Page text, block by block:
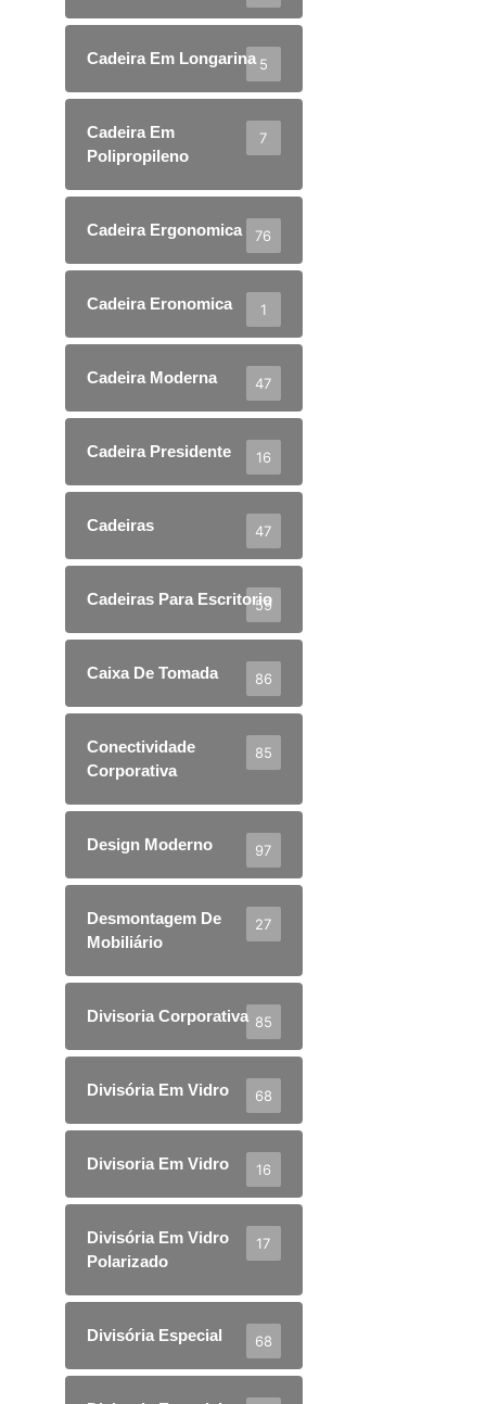
Cadeira Em Longarina 5
Cadeira Em
Polipropileno
7
Cadeira Ergonomica 76
Cadeira Eronomica 1
Cadeira Moderna 47
Cadeira Presidente 16
Cadeiras 47
Cadeiras Para Escritorio
59
Caixa De Tomada 86
Conectividade
Corporativa
85
Design Moderno 97
Desmontagem De
Mobiliário
27
Divisoria Corporativa 85
Divisória Em Vidro 68
Divisoria Em Vidro 16
Divisória Em Vidro
Polarizado
17
Divisória Especial 68